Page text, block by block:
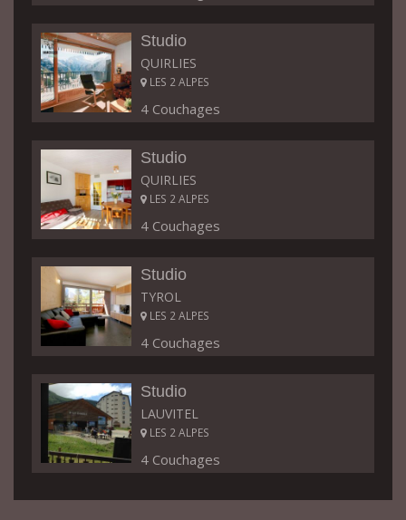
Studio
QUIRLIES
LES 2 ALPES
4 Couchages
Studio
QUIRLIES
LES 2 ALPES
4 Couchages
Studio
TYROL
LES 2 ALPES
4 Couchages
Studio
LAUVITEL
LES 2 ALPES
4 Couchages